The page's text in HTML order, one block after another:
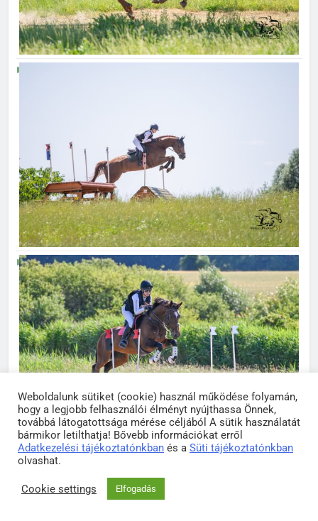
Weboldalunk sütiket (cookie) használ működése folyamán,
hogy a legjobb felhasználói élményt nyújthassa Önnek,
továbbá látogatottsága mérése céljából A sütik használatát
bármikor letilthatja! Bővebb információkat erről
Adatkezelési tájékoztatónkban és a Süti tájékoztatónkban
olvashat.
Cookie settings Elfogadás